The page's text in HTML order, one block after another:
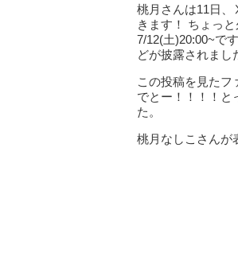
桃月さんは11日
きます！ ちょっ
7/12(土)20:00~で
どが披露されまし
この投稿を見たフ
でとー！！！！と
た。
桃月なしこさんが